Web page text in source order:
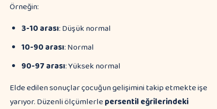
Örneğin:
3-10 arası: Düşük normal
10-90 arası: Normal
90-97 arası: Yüksek normal
Elde edilen sonuçlar çocuğun gelişimini takip etmekte işe
yarıyor. Düzenli ölçümlerlepersentil eğrilerindeki